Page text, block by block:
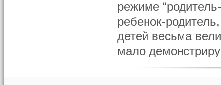
режиме
ребенок-
детей весьма
мало